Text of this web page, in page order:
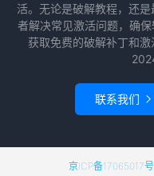
活。无论是破解教程，还
者解决常见激活问题，确
获取免费的破解补丁和
联系我们 
京ICP备17065017号